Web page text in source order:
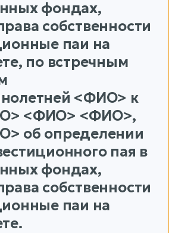
фондах,
собственности
паи на
по встречным
<ФИО> к
<ФИО> <ФИО>,
об определении
пая в
фондах,
собственности
паи на